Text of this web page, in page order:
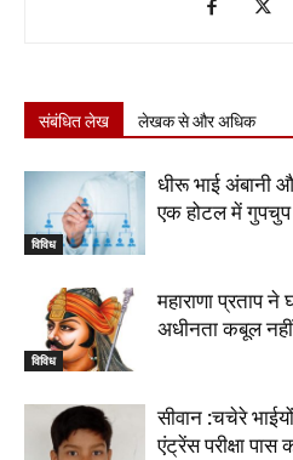
संबंधित लेख लेखक से और अधिक
विविध
धीरू भाई अंबानी
एक होटल में
विविध
महाराणा प्रताप
अधीनता कबूल
सीवान :चचेरे
एंट्रेंस परीक्षा